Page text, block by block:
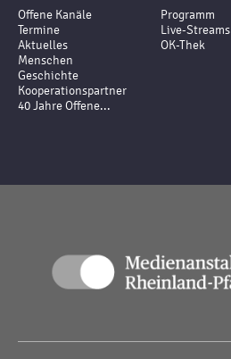
Offene Kanäle
Termine
Aktuelles
Menschen
Geschichte
Kooperationspartner
40 Jahre Offene...
Programm
Live-Streams
OK-Thek